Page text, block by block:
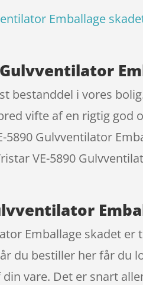
Emballage
Gulvventilator
bestanddel i vores
vifte af en rigtig
5890 Gulvventilator
VE-5890
Emballage skadet
du bestiller her får du
vare. Det er snart